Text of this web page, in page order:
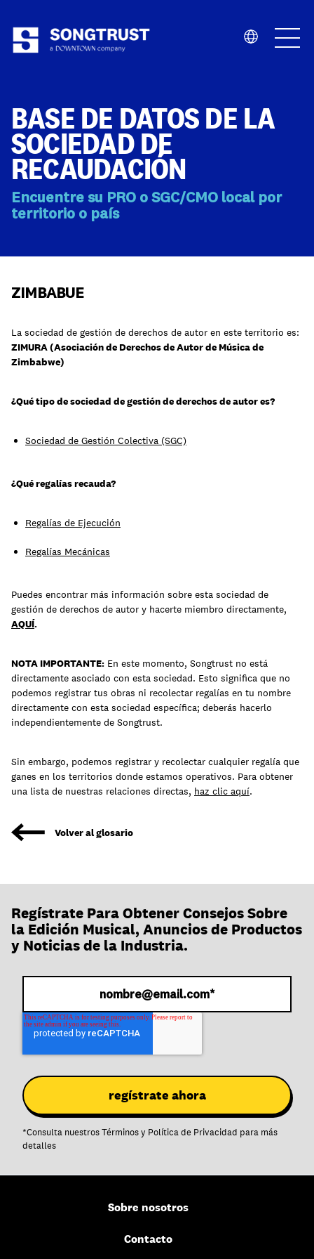
Qué Hacemos
Aprende
regístrate
BASE DE DATOS DE LA
SOCIEDAD DE
RECAUDACIÓN
Encuentre su PRO o SGC/CMO local por
territorio o país
ZIMBABUE
La sociedad de gestión de derechos de autor en este territorio es:
ZIMURA (Asociación de Derechos de Autor de Música de
Zimbabwe)
¿Qué tipo de sociedad de gestión de derechos de autor es?
Sociedad de Gestión Colectiva (SGC)
¿Qué regalías recauda?
Regalías de Ejecución
Regalías Mecánicas
Puedes encontrar más información sobre esta sociedad de
gestión de derechos de autor y hacerte miembro directamente,
AQUÍ.
NOTA IMPORTANTE: En este momento, Songtrust no está
directamente asociado con esta sociedad. Esto significa que no
podemos registrar tus obras ni recolectar regalías en tu nombre
directamente con esta sociedad específica; deberás hacerlo
independientemente de Songtrust.
Sin embargo, podemos registrar y recolectar cualquier regalía que
ganes en los territorios donde estamos operativos. Para obtener
una lista de nuestras relaciones directas, haz clic aquí.
Volver al glosario
Regístrate Para Obtener Consejos Sobre
la Edición Musical, Anuncios de Productos
y Noticias de la Industria.
*Consulta nuestrosTérminosy Política de Privacidad para más
detalles
Sobre nosotros
Contacto